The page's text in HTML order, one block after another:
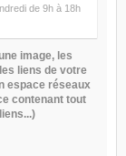
de 9h à 18h
image, les
liens de votre
espace réseaux
contenant tout